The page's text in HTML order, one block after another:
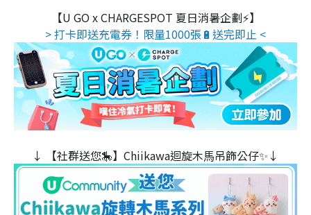
【U GO x CHARGESPOT 夏日消暑企劃⚡】
> 打卡即送充電券！限量1000張🔋送完即止 <
↓ 【社群送您🎠】Chiikawa迴旋木⾺吊飾公仔✨↓